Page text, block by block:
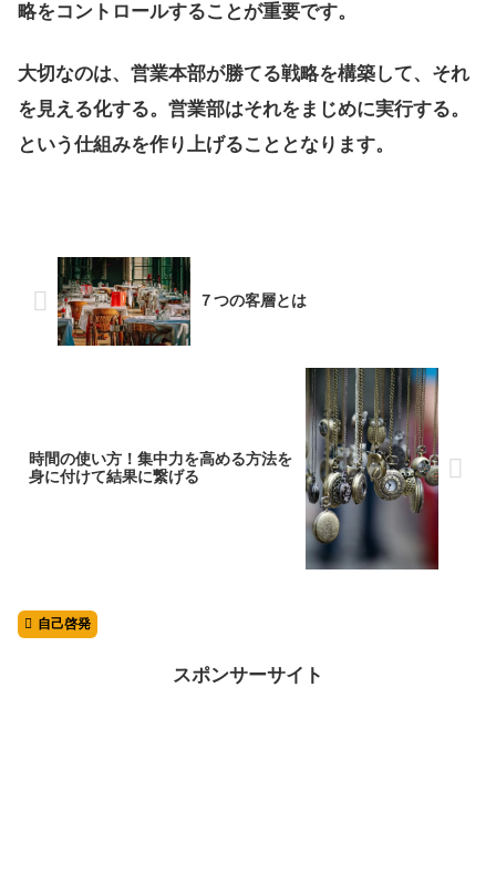
略をコントロールすることが重要です。
大切なのは、営業本部が勝てる戦略を構築して、それ
を見える化する。営業部はそれをまじめに実行する。
という仕組みを作り上げることとなります。
７つの客層とは
時間の使い方！集中力を高める方法を
身に付けて結果に繋げる
自己啓発
スポンサーサイト